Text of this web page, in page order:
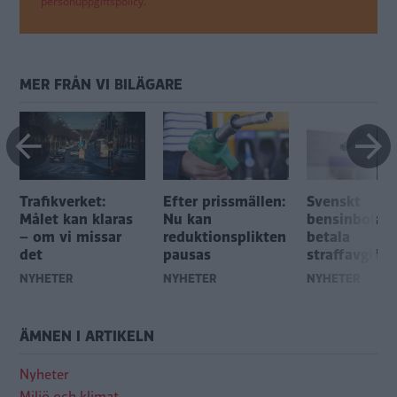
MER FRÅN VI BILÄGARE
Trafikverket:
Målet kan klaras
– om vi missar
det
NYHETER
Efter prissmällen:
Nu kan
reduktionsplikten
pausas
NYHETER
Svenskt
bensinbolag
betala
straffavgift
NYHETER
ÄMNEN I ARTIKELN
Nyheter